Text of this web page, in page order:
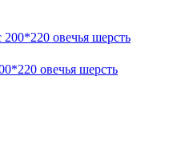
овечья шерсть